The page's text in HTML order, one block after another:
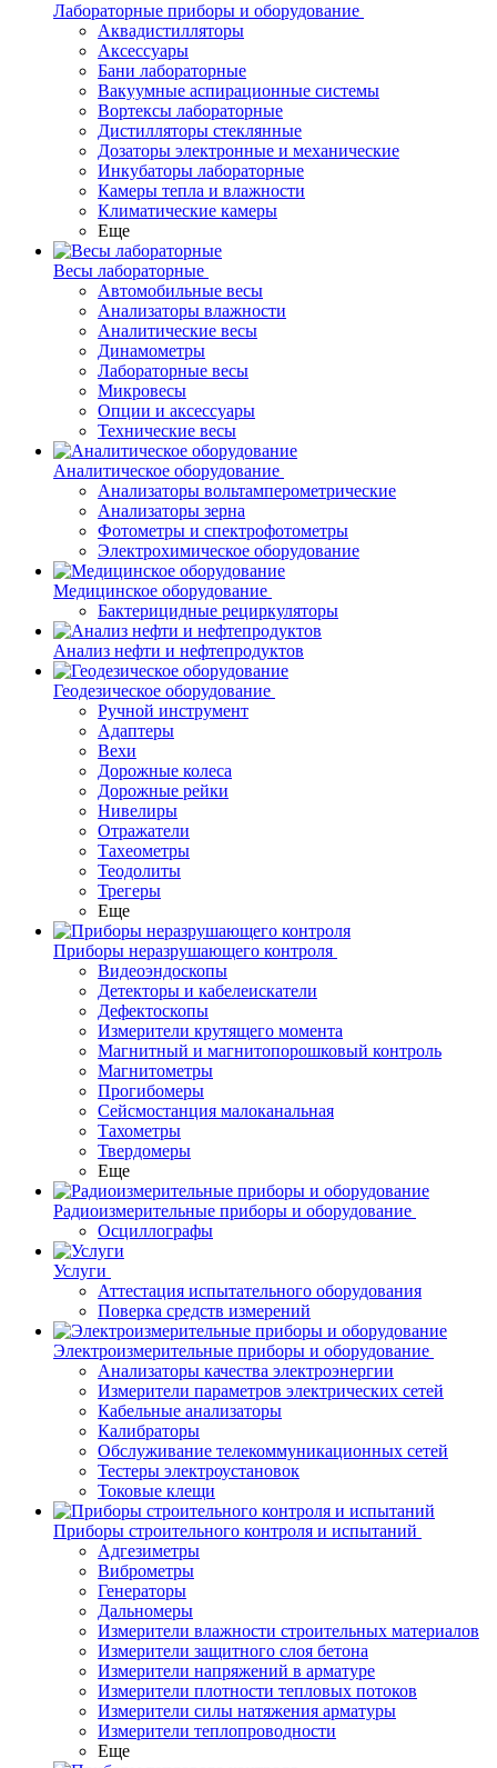
Лабораторные приборы и оборудование
Аквадистилляторы
Аксессуары
Бани лабораторные
Вакуумные аспирационные системы
Вортексы лабораторные
Дистилляторы стеклянные
Дозаторы электронные и механические
Инкубаторы лабораторные
Камеры тепла и влажности
Климатические камеры
Еще
Весы лабораторные
Автомобильные весы
Анализаторы влажности
Аналитические весы
Динамометры
Лабораторные весы
Микровесы
Опции и аксессуары
Технические весы
Аналитическое оборудование
Анализаторы вольтамперометрические
Анализаторы зерна
Фотометры и спектрофотометры
Электрохимическое оборудование
Медицинское оборудование
Бактерицидные рециркуляторы
Анализ нефти и нефтепродуктов
Геодезическое оборудование
Ручной инструмент
Адаптеры
Вехи
Дорожные колеса
Дорожные рейки
Нивелиры
Отражатели
Тахеометры
Теодолиты
Трегеры
Еще
Приборы неразрушающего контроля
Видеоэндоскопы
Детекторы и кабелеискатели
Дефектоскопы
Измерители крутящего момента
Магнитный и магнитопорошковый контроль
Магнитометры
Прогибомеры
Сейсмостанция малоканальная
Тахометры
Твердомеры
Еще
Радиоизмерительные приборы и оборудование
Осциллографы
Услуги
Аттестация испытательного оборудования
Поверка средств измерений
Электроизмерительные приборы и оборудование
Анализаторы качества электроэнергии
Измерители параметров электрических сетей
Кабельные анализаторы
Калибраторы
Обслуживание телекоммуникационных сетей
Тестеры электроустановок
Токовые клещи
Приборы строительного контроля и испытаний
Адгезиметры
Виброметры
Генераторы
Дальномеры
Измерители влажности строительных материалов
Измерители защитного слоя бетона
Измерители напряжений в арматуре
Измерители плотности тепловых потоков
Измерители силы натяжения арматуры
Измерители теплопроводности
Еще